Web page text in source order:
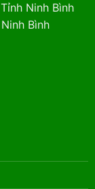
Ninh Bình
Bình